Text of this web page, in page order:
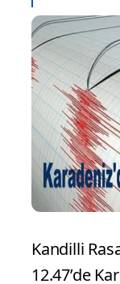
Kandilli
12.47’de